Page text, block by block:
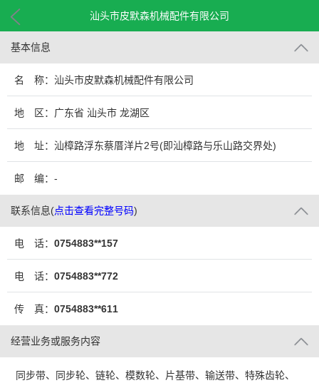
汕头市皮默森机械配件有限公司
基本信息
名 称：汕头市皮默森机械配件有限公司
地 区：广东省 汕头市 龙湖区
地 址：汕樟路浮东蔡厝洋片2号(即汕樟路与乐山路交界处)
邮 编：-
联系信息(点击查看完整号码)
电 话： 0754883**157
电 话： 0754883**772
传 真： 0754883**611
经营业务或服务内容
同步带、同步轮、链轮、模数轮、片基带、输送带、特殊齿轮、